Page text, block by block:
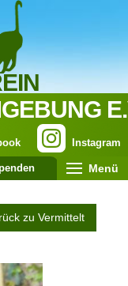
Instagram
Menü
zu Vermittelt